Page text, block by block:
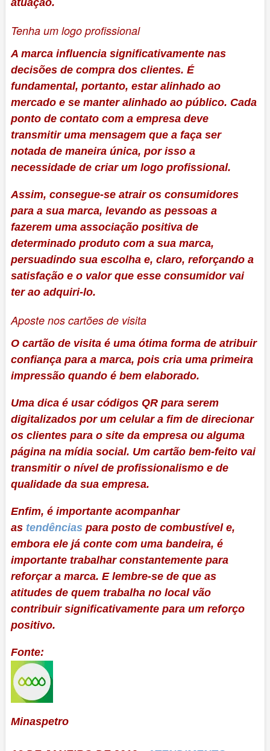
Tenha um logo profissional
A marca influencia significativamente nas
decisões de compra dos clientes. É
fundamental, portanto, estar alinhado ao
mercado e se manter alinhado ao público. Cada
ponto de contato com a empresa deve
transmitir uma mensagem que a faça ser
notada de maneira única, por isso a
necessidade de criar um logo profissional.
Assim, consegue-se atrair os consumidores
para a sua marca, levando as pessoas a
fazerem uma associação positiva de
determinado produto com a sua marca,
persuadindo sua escolha e, claro, reforçando a
satisfação e o valor que esse consumidor vai
ter ao adquiri-lo.
Aposte nos cartões de visita
O cartão de visita é uma ótima forma de atribuir
confiança para a marca, pois cria uma primeira
impressão quando é bem elaborado.
Uma dica é usar códigos QR para serem
digitalizados por um celular a fim de direcionar
os clientes para o site da empresa ou alguma
página na mídia social. Um cartão bem-feito vai
transmitir o nível de profissionalismo e de
qualidade da sua empresa.
Enfim, é importante acompanhar
as tendênciaspara posto de combustível e,
embora ele já conte com uma bandeira, é
importante trabalhar constantemente para
reforçar a marca. E lembre-se de que as
atitudes de quem trabalha no local vão
contribuir significativamente para um reforço
positivo.
Fonte:
Minaspetro